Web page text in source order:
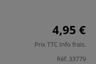
4,95 €
Prix TTC Info frais.
Réf. 33779